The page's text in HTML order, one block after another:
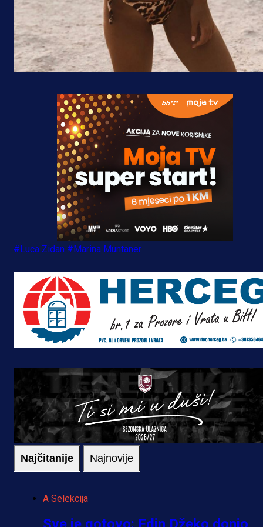
#Luca Zidan #Marina Muntaner
Najčitanije Najnovije
A Selekcija